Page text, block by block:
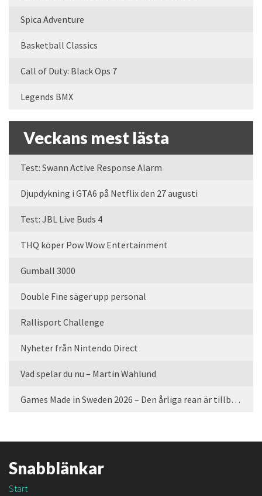
Spica Adventure
Basketball Classics
Call of Duty: Black Ops 7
Legends BMX
Veckans mest lästa
Test: Swann Active Response Alarm
Djupdykning i GTA6 på Netflix den 27 augusti
Test: JBL Live Buds 4
THQ köper Pow Wow Entertainment
Gumball 3000
Double Fine säger upp personal
Rallisport Challenge
Nyheter från Nintendo Direct
Vad spelar du nu – Martin Wahlund
Games Made in Sweden 2026 – Den årliga rean är tillbaka
Snabblänkar
Start